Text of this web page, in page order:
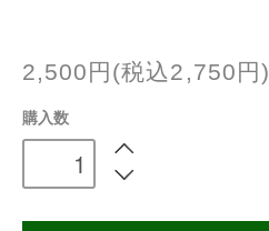
2,500円(税込2,750円)
購入数